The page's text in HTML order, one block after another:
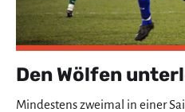
Den Wölfen
Mindestens zweimal in einer